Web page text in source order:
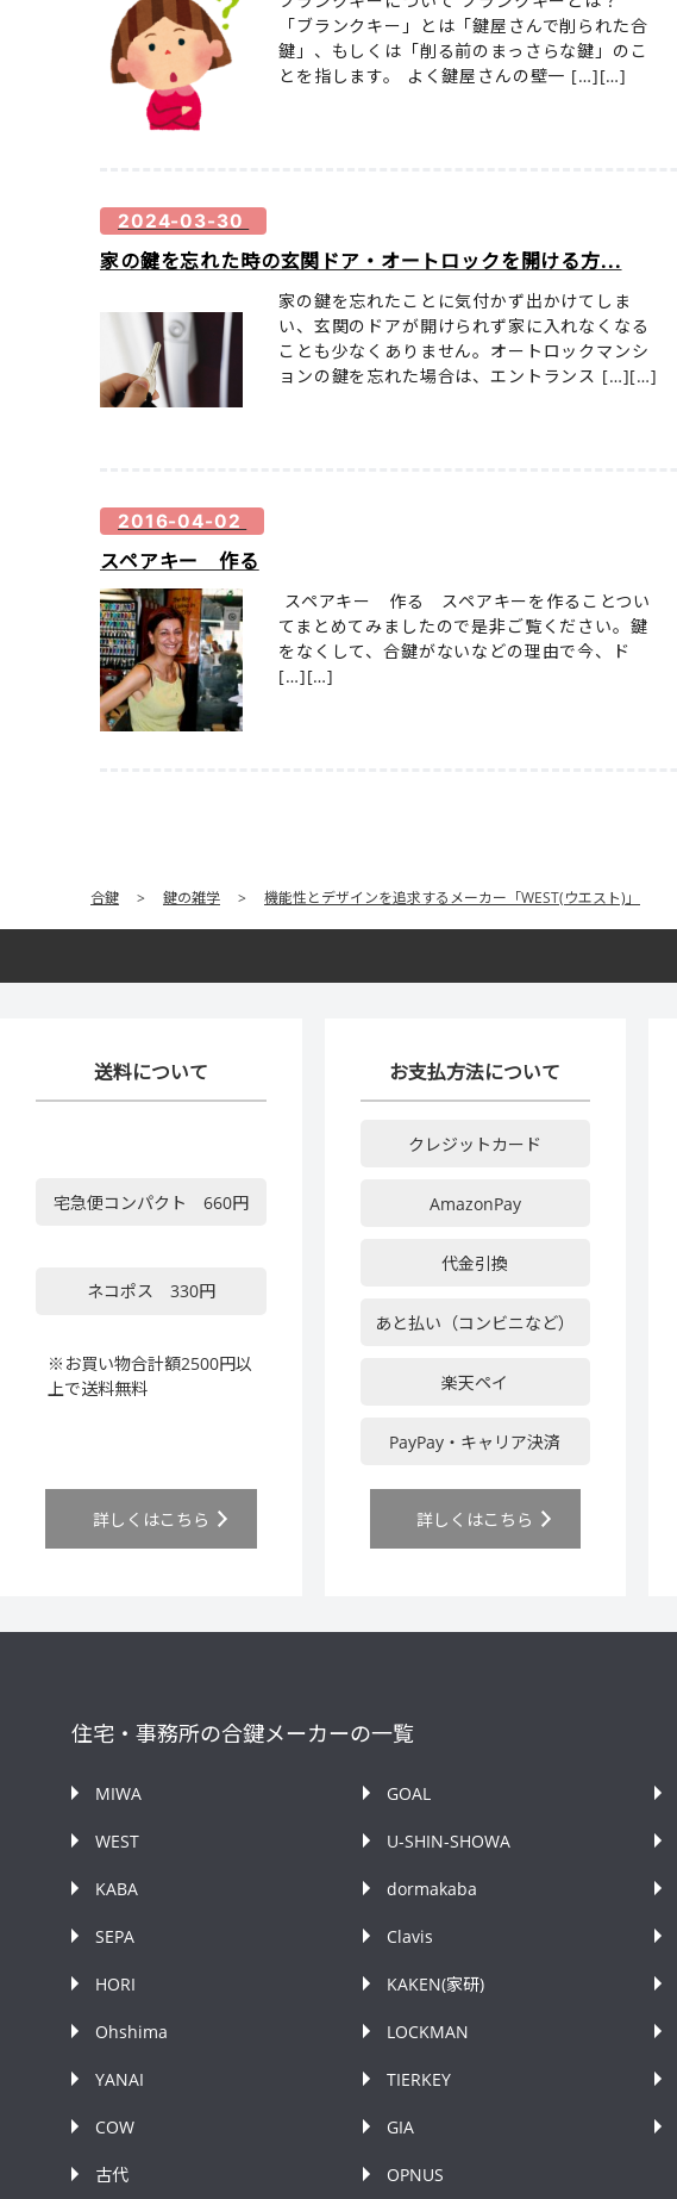
「ブランクキー」とは「鍵屋さんで削られた合
鍵」、もしくは「削る前のまっさらな鍵」のこ
とを指します。 よく鍵屋さんの壁一 […][…]
2024-03-30
家の鍵を忘れた時の玄関ドア・オートロックを開ける方...
家の鍵を忘れたことに気付かず出かけてしま
い、玄関のドアが開けられず家に入れなくなる
ことも少なくありません。オートロックマンシ
ョンの鍵を忘れた場合は、エントランス […][…]
2016-04-02
スペアキー 作る
スペアキー 作る スペアキーを作ることつい
てまとめてみましたので是非ご覧ください。鍵
をなくして、合鍵がないなどの理由で今、ド
[…][…]
合鍵 > 鍵の雑学 > 機能性とデザインを追求するメーカー「WEST(ウエスト)」
送料について
宅急便コンパクト 660円
ネコポス 330円
※お買い物合計額2500円以
上で送料無料
詳しくはこちら
お支払方法について
クレジットカード
AmazonPay
代金引換
あと払い（コンビニなど）
楽天ペイ
PayPay・キャリア決済
詳しくはこちら
住宅・事務所の合鍵メーカーの一覧
MIWA GOAL
WEST U-SHIN-SHOWA
KABA dormakaba
SEPA Clavis
HORI KAKEN(家研)
Ohshima LOCKMAN
YANAI TIERKEY
COW GIA
古代 OPNUS